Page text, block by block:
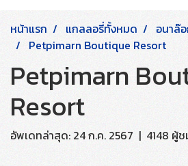
หน้าแรก แกลลอรี่ทั้งหมด
อนาล๊
Petpimarn Boutique Resort
Petpimarn
Resort
อัพเดทล่าสุด: 24 ก.ค. 2567 | 4148 ผู้